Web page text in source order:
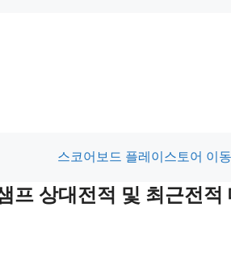
프 상대전적 및 최근전적